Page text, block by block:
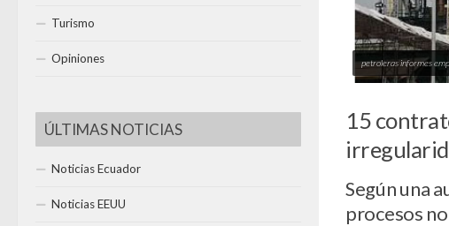
petroleras informes
15
Según una
procesos
Turismo
Opiniones
ÚLTIMAS NOTICIAS
Noticias Ecuador
Noticias EEUU